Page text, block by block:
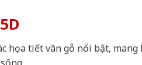
họa tiết vân gỗ nổi bật,